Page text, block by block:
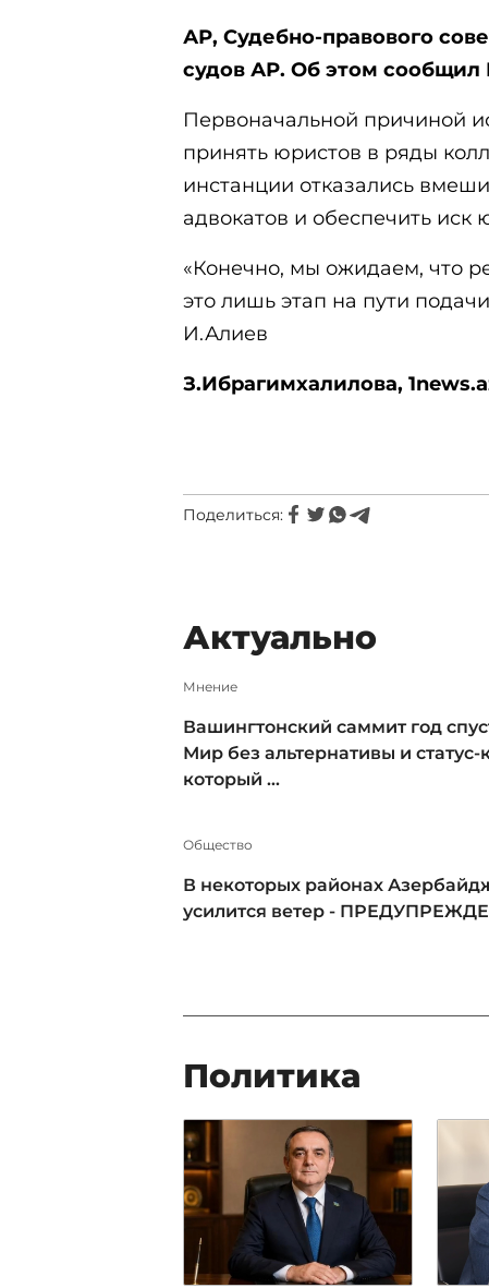
АР, Судебно-правового
судов АР. Об этом сообщил
Первоначальной причиной
принять юристов в ряды
инстанции отказались
адвокатов и обеспечить иск
«Конечно, мы ожидаем, что
это лишь этап на пути
И.Алиев
З.Ибрагимхалилова,
Поделиться:
Актуально
Мнение
Вашингтонский саммит год
Мир без альтернативы и статус-
который ...
Общество
В некоторых районах
усилится ветер -
Политика